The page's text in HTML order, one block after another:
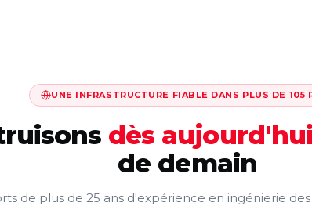
UNE INFRASTRUCTURE FIABLE DANS PLUS DE 105
dès aujourd'hui
de demain
de plus de 25 ans d'expérience en ingénierie